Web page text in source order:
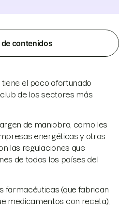
de contenidos
tiene el poco afortunado
de los sectores más
de maniobra, como les
energéticas y otras
las regulaciones que
de todos los países del
farmacéuticas (que fabrican
medicamentos con receta),